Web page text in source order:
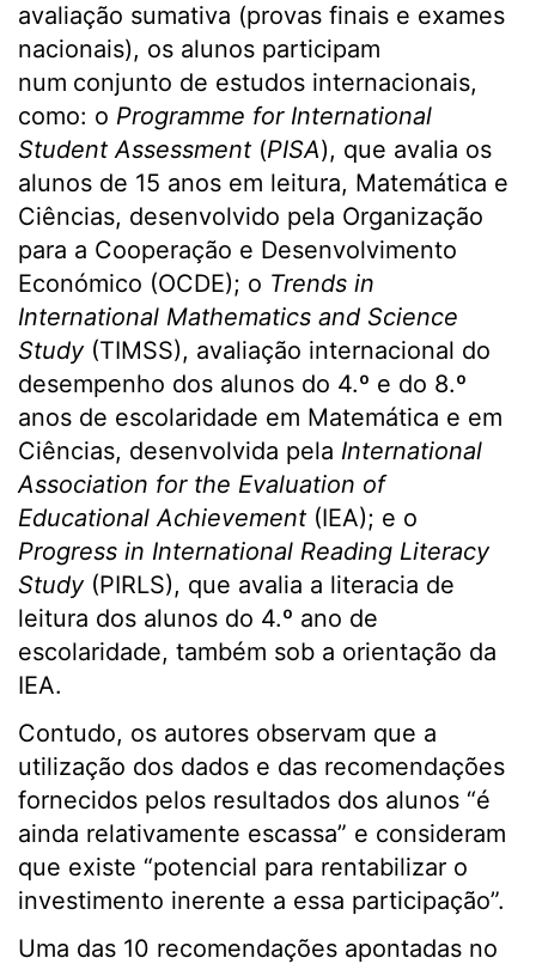
avaliação sumativa (provas finais e exames
nacionais), os alunos participam
num conjunto de estudos internacionais,
como: o Programme for International
Student Assessment (PISA), que avalia os
alunos de 15 anos em leitura, Matemática e
Ciências, desenvolvido pela Organização
para a Cooperação e Desenvolvimento
Económico (OCDE); o Trends in
International Mathematics and Science
Study(TIMSS), avaliação internacional do
desempenho dos alunos do 4.º e do 8.º
anos de escolaridade em Matemática e em
Ciências, desenvolvida pela International
Association for the Evaluation of
Educational Achievement (IEA); e o
Progress in International Reading Literacy
Study(PIRLS), que avalia a literacia de
leitura dos alunos do 4.º ano de
escolaridade, também sob a orientação da
IEA.
Contudo, os autores observam que a
utilização dos dados e das recomendações
fornecidos pelos resultados dos alunos “é
ainda relativamente escassa” e consideram
que existe “potencial para rentabilizar o
investimento inerente a essa participação”.
Uma das 10 recomendações apontadas no